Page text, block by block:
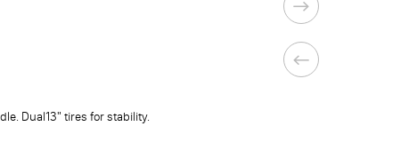
Dual13" tires for stability.